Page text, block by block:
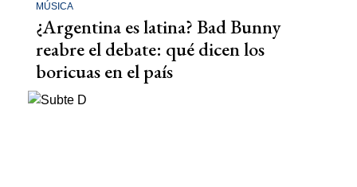
MÚSICA
¿Argentina es latina? Bad Bunny
reabre el debate: qué dicen los
boricuas en el país